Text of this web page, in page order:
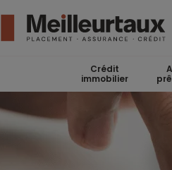
Crédit
immobilier